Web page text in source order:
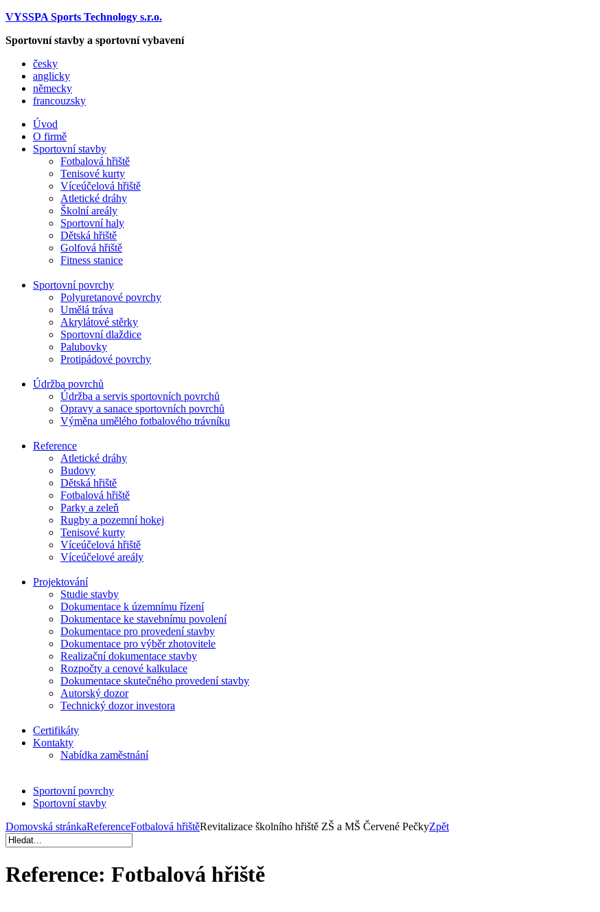
VYSSPA Sports Technology s.r.o.
Sportovní stavby a sportovní vybavení
česky
anglicky
německy
francouzsky
Úvod
O firmě
Sportovní stavby
Fotbalová hřiště
Tenisové kurty
Víceúčelová hřiště
Atletické dráhy
Školní areály
Sportovní haly
Dětská hřiště
Golfová hřiště
Fitness stanice
Sportovní povrchy
Polyuretanové povrchy
Umělá tráva
Akrylátové stěrky
Sportovní dlaždice
Palubovky
Protipádové povrchy
Údržba povrchů
Údržba a servis sportovních povrchů
Opravy a sanace sportovních povrchů
Výměna umělého fotbalového trávníku
Reference
Atletické dráhy
Budovy
Dětská hřiště
Fotbalová hřiště
Parky a zeleň
Rugby a pozemní hokej
Tenisové kurty
Víceúčelová hřiště
Víceúčelové areály
Projektování
Studie stavby
Dokumentace k územnímu řízení
Dokumentace ke stavebnímu povolení
Dokumentace pro provedení stavby
Dokumentace pro výběr zhotovitele
Realizační dokumentace stavby
Rozpočty a cenové kalkulace
Dokumentace skutečného provedení stavby
Autorský dozor
Technický dozor investora
Certifikáty
Kontakty
Nabídka zaměstnání
Sportovní povrchy
Sportovní stavby
Domovská stránkaReferenceFotbalová hřištěRevitalizace školního hřiště ZŠ a MŠ Červené PečkyZpět
Reference: Fotbalová hřiště